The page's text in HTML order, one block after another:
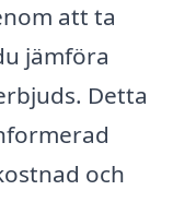
att ta
jämföra
Detta
och